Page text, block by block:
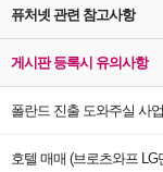
퓨처넷 관련 참고사항
게시판 등록시 유의사항
폴란드 진출 도와주실 사
호텔 매매 (브로츠와프 LG